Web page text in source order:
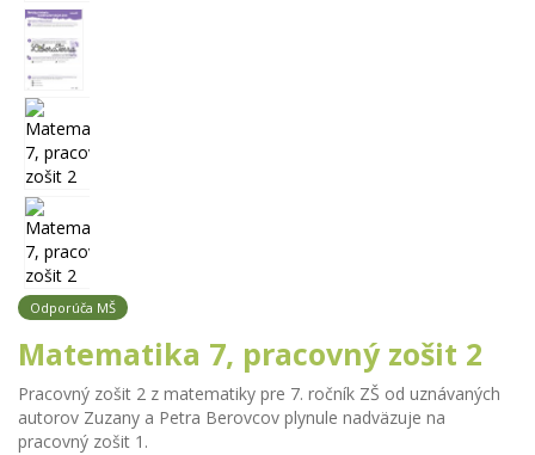
Odporúča MŠ
Matematika 7, pracovný zošit 2
Pracovný zošit 2 z matematiky pre 7. ročník ZŠ od uznávaných
autorov Zuzany a Petra Berovcov plynule nadväzuje na
pracovný zošit 1.